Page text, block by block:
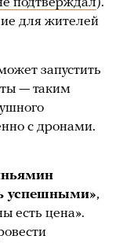
для жителей
запустить
— таким
с дронами.
успешными»,
есть цена».